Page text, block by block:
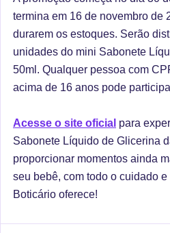
termina em 16 de novembro de
durarem os estoques. Serão
unidades do mini Sabonete
50ml. Qualquer pessoa com
acima de 16 anos pode
Acesse o site oficial para
Sabonete Líquido de Glicerina
proporcionar momentos ainda
seu bebê, com todo o cuidado
Boticário oferece!